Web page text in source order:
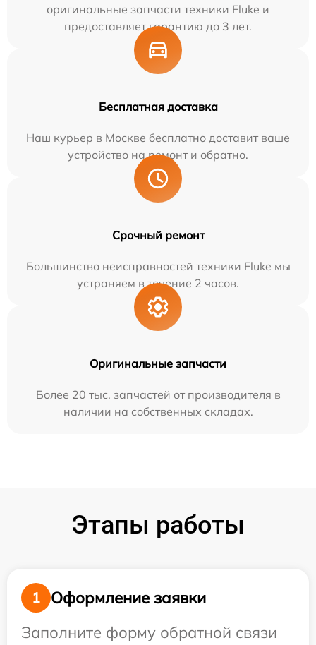
оригинальные запчасти техники Fluke и
предоставляет гарантию до 3 лет.
Бесплатная доставка
Наш курьер в Москве бесплатно доставит ваше
устройство на ремонт и обратно.
Срочный ремонт
Большинство неисправностей техники Fluke мы
устраняем в течение 2 часов.
Оригинальные запчасти
Более 20 тыс. запчастей от производителя в
наличии на собственных складах.
Этапы работы
1
Оформление заявки
Заполните форму обратной связи